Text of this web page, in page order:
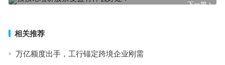
下一篇
相关推荐
万亿额度出手，工行锚定跨境企业刚需